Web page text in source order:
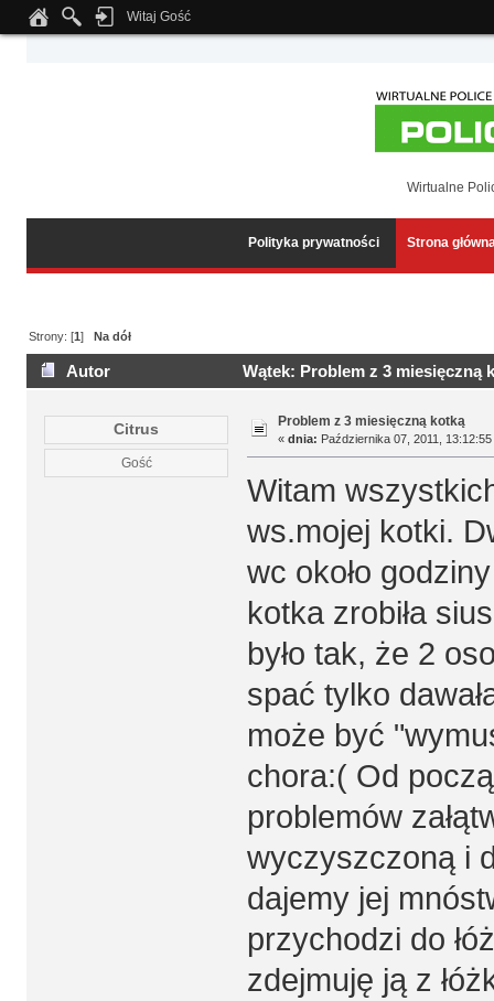
Notice: Undefined index: tapatalk_body_hook in
Witaj Gość
Wirtualne
Polityka prywatności Strona
Strony: [1]Na dół
Autor Wątek: Problem z 3 miesięczną
Citrus
Gość
Problem z 3 miesięczną kotką
« dnia: Października 07, 2011, 13:12:55
Witam
ws.mojej kotki.
wc około
kotka zrobiła
było tak, że 2
spać tylko
może być
chora:( Od
problemów
wyczyszczoną i
dajemy jej
przychodzi do
zdejmuję ją z